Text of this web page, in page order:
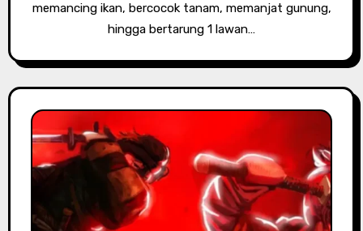
memancing ikan, bercocok tanam, memanjat gunung,
hingga bertarung 1 lawan…